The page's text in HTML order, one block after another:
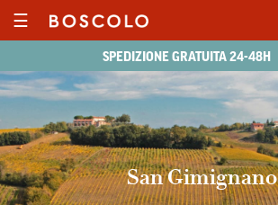
SPEDIZIONE GRATUITA 24-48H
☰
San Gimignano